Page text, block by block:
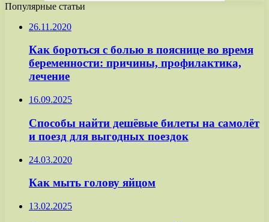
Популярные статьи
26.11.2020
Как бороться с болью в пояснице во время
беременности: причины, профилактика,
лечение
16.09.2025
Способы найти дешёвые билеты на самолёт
и поезд для выгодных поездок
24.03.2020
Как мыть голову яйцом
13.02.2025